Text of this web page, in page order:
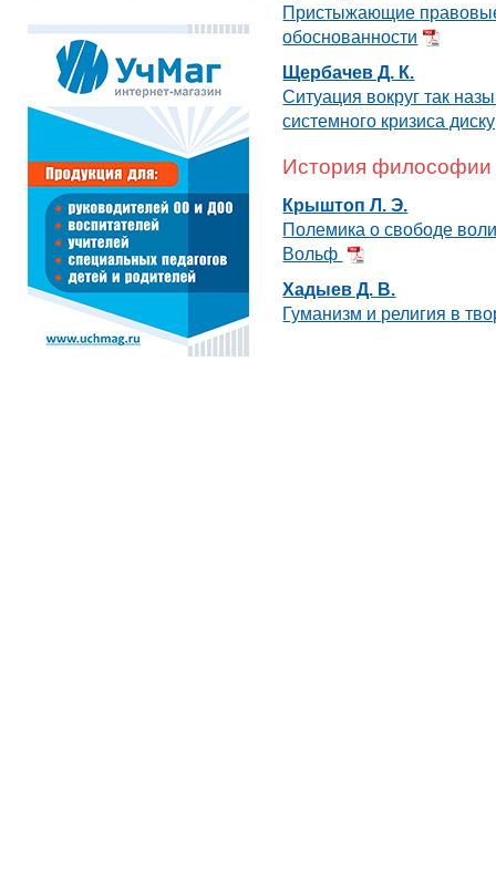
Пристыжающие
обоснованности
Щербачев Д. К.
Ситуация вокруг так
системного кризиса
История философии
Крыштоп Л. Э.
Полемика о свободе
Вольф
Хадыев Д. В.
Гуманизм и религия в